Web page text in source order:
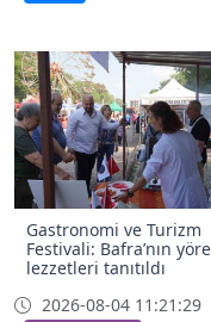
Gastronomi ve Turizm
Festivali: Bafra’nın
lezzetleri tanıtıldı
2026-08-04 11:21:29